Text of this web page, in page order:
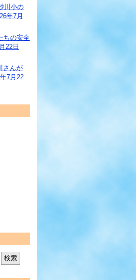
川小の
年7月
ちの安全
22日
さんが
7月22